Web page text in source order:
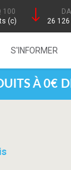
100
(c)
26 126
S'INFORMER
À 0€